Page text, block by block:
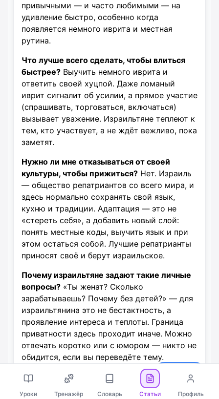
English
привычными — и часто любимыми — на
удивление быстро, особенно когда
появляется немного иврита и местная
рутина.
Что лучше всего сделать, чтобы влиться
быстрее? Выучить немного иврита и
ответить своей хуцпой. Даже ломаный
иврит сигналит об усилии, а прямое участие
(спрашивать, торговаться, включаться)
вызывает уважение. Израильтяне теплеют к
тем, кто участвует, а не ждёт вежливо, пока
заметят.
Нужно ли мне отказываться от своей
культуры, чтобы прижиться? Нет. Израиль
— общество репатриантов со всего мира, и
здесь нормально сохранять свой язык,
кухню и традиции. Адаптация — это не
«стереть себя», а добавить новый слой:
понять местные коды, выучить язык и при
этом остаться собой. Лучшие репатрианты
приносят своё и берут израильское.
Почему израильтяне задают такие личные
вопросы? «Ты женат? Сколько
зарабатываешь? Почему без детей?» — для
израильтянина это не бестактность, а
проявление интереса и теплоты. Граница
приватности здесь проходит иначе. Можно
отвечать коротко или с юмором — никто не
обидится, если вы переведёте тему.
Бесплатный триал · Любой уровень
Уроки Тренажёр Словарь Статьи Профиль